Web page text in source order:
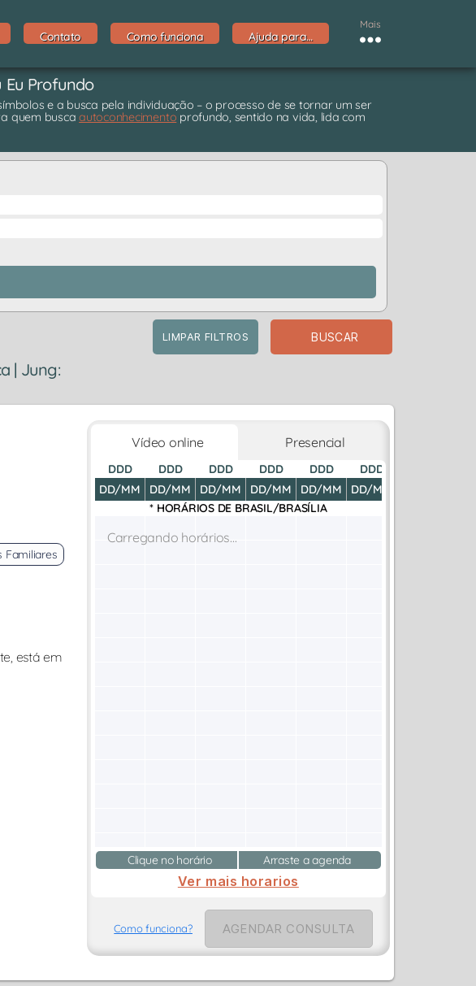
Contato Como funciona Ajuda para…
Mais
Eu Profundo
e a busca pela individuação – o processo de se tornar um ser
quem buscaautoconhecimento profundo, sentido na vida, lida com
LIMPAR FILTROS BUSCAR
| Jung:
Familiares
está em
Vídeo online Presencial
DDD
DD/MM
DDD
DD/MM
DDD
DD/MM
DDD
DD/MM
DDD
DD/MM
DDD
DD/MM
* HORÁRIOS DE BRASIL/BRASÍLIA
Carregando horários...
Clique no horário Arraste a agenda
Ver mais horarios
Como funciona? AGENDAR CONSULTA